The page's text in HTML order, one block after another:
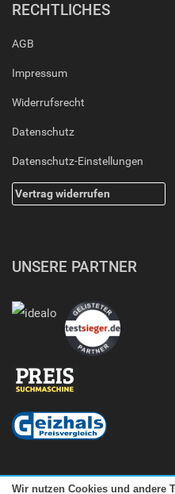
RECHTLICHES
AGB
Impressum
Widerrufsrecht
Datenschutz
Datenschutz-Einstellungen
Vertrag widerrufen
UNSERE PARTNER
Wir nutzen Cookies und andere